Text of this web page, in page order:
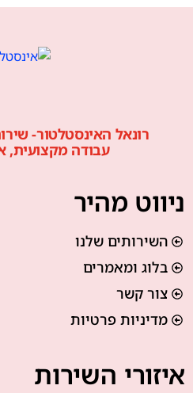
רונאל האינסטלטור-
עבודה מקצועית,
ניווט מהיר
השירותים שלנו
בלוג ומאמרים
צור קשר
מדיניות פרטיות
איזורי השירות